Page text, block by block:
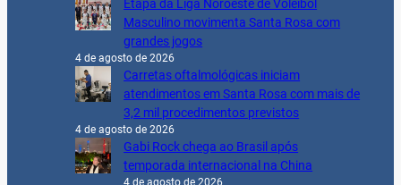
Etapa da Liga Noroeste de Voleibol
Masculino movimenta Santa Rosa com
grandes jogos
4 de agosto de 2026
Carretas oftalmológicas iniciam
atendimentos em Santa Rosa com mais de
3,2 mil procedimentos previstos
4 de agosto de 2026
Gabi Rock chega ao Brasil após
temporada internacional na China
4 de agosto de 2026